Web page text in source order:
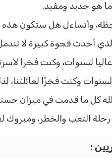
هو جديد ومفيد.
وأتساءل هل ستكون هذه
أحدث فجوة كبيرة لا
لسنوات، وكنت فخرا
وكنت فخرًا لعائلتنا،
كل ما قدمت في ميزان
التعب والخطر، ومبروك
: